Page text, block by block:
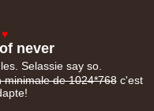
♥
never
Selassie say so.
de 1024*768c'est